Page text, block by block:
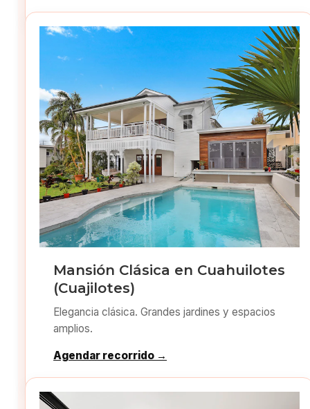
Mansión Clásica en Cuahuilotes
(Cuajilotes)
Elegancia clásica. Grandes jardines y espacios
amplios.
Agendar recorrido →